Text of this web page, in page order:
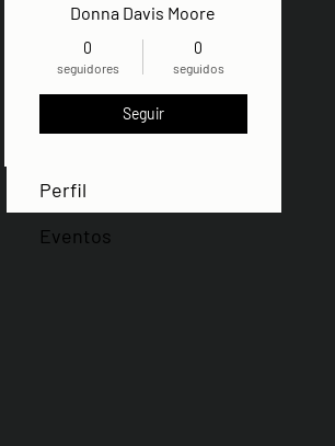
Donna Davis Moore
0
seguidores
0
seguidos
Seguir
Perfil
Eventos